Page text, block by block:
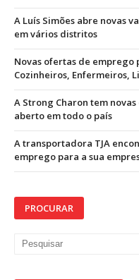
A Luís Simões abre novas
em vários distritos
Novas ofertas de emprego
Cozinheiros, Enfermeiros,
A Strong Charon tem
aberto em todo o país
A transportadora TJA
emprego para a sua
PROCURAR